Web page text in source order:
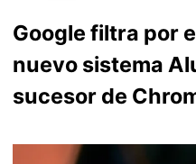
Google filtra por
nuevo sistema
sucesor de